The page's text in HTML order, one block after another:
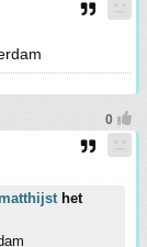
matthijsthet